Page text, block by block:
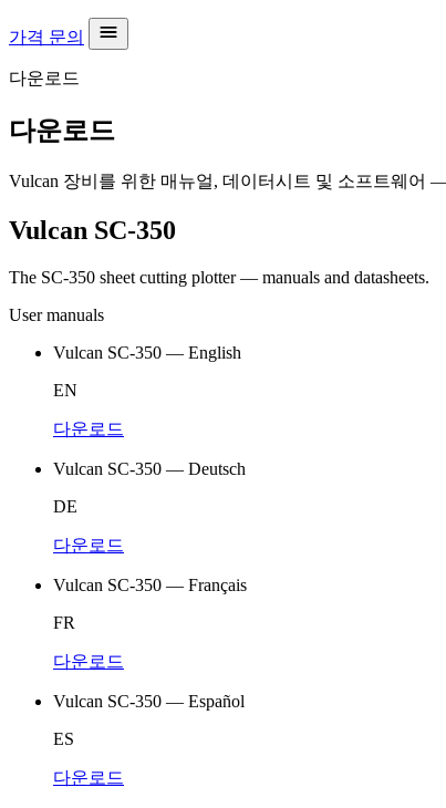
가격 문의
다운로드
다운로드
Vulcan 장비를 위한 매뉴얼, 데이터시트 및 소프트웨어
Vulcan SC-350
The SC-350 sheet cutting plotter — manuals and datasheets.
User manuals
Vulcan SC-350 — English
EN
다운로드
Vulcan SC-350 — Deutsch
DE
다운로드
Vulcan SC-350 — Français
FR
다운로드
Vulcan SC-350 — Español
ES
다운로드